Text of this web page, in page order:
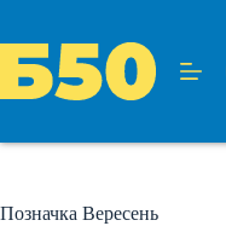
вмісту
Позначка Вересень